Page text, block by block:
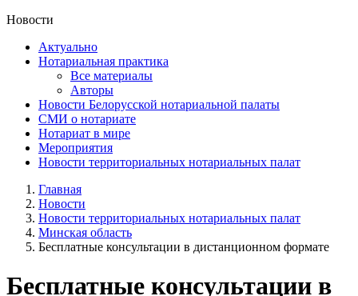
Новости
Актуально
Нотариальная практика
Все материалы
Авторы
Новости Белорусской нотариальной палаты
СМИ о нотариате
Нотариат в мире
Мероприятия
Новости территориальных нотариальных палат
Главная
Новости
Новости территориальных нотариальных палат
Минская область
Бесплатные консультации в дистанционном формате
Бесплатные консультации в